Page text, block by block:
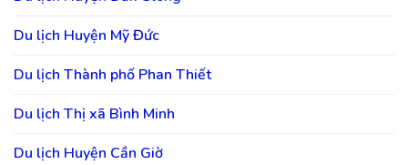
Du lịch Huyện Mỹ Đức
Du lịch Thành phố Phan Thiết
Du lịch Thị xã Bình Minh
Du lịch Huyện Cần Giờ